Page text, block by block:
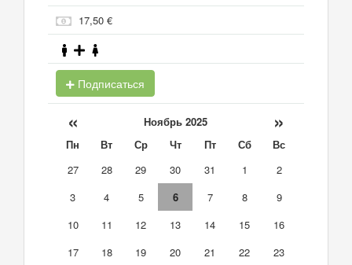
17,50 €
Подписаться
« Ноябрь 2025 »
Пн Вт Ср Чт Пт Сб
Вс
27
28 29 30 31 1
2
3
4 5 6 7 8
9
10
11 12 13 14 15
16
17
18 19 20 21 22
23